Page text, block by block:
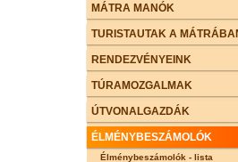
MÁTRA MANÓK
TURISTAUTAK A
RENDEZVÉNYEINK
TÚRAMOZGALMAK
ÚTVONALGAZDÁK
ÉLMÉNYBESZÁMOLÓK
Élménybeszámolók - lista